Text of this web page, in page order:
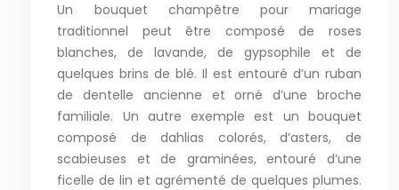
Un bouquet champêtre pour mariage
traditionnel peut être composé de roses
blanches, de lavande, de gypsophile et de
quelques brins de blé. Il est entouré d’un ruban
de dentelle ancienne et orné d’une broche
familiale. Un autre exemple est un bouquet
composé de dahlias colorés, d’asters, de
scabieuses et de graminées, entouré d’une
ficelle de lin et agrémenté de quelques plumes.